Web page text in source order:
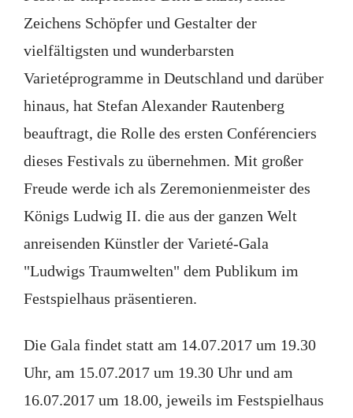
Zeichens Schöpfer und Gestalter der
vielfältigsten und wunderbarsten
Varietéprogramme in Deutschland und darüber
hinaus, hat Stefan Alexander Rautenberg
beauftragt, die Rolle des ersten Conférenciers
dieses Festivals zu übernehmen. Mit großer
Freude werde ich als Zeremonienmeister des
Königs Ludwig II. die aus der ganzen Welt
anreisenden Künstler der Varieté-Gala
"Ludwigs Traumwelten" dem Publikum im
Festspielhaus präsentieren.
Die Gala findet statt am 14.07.2017 um 19.30
Uhr, am 15.07.2017 um 19.30 Uhr und am
16.07.2017 um 18.00, jeweils im Festspielhaus